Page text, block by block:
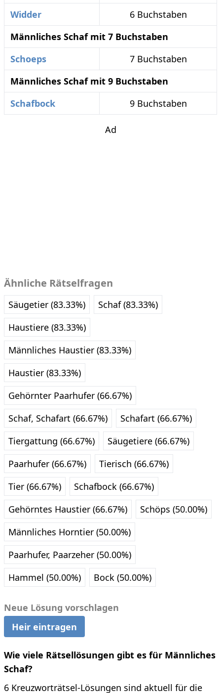
Widder
6 Buchstaben
Männliches Schaf mit 7 Buchstaben
Schoeps
7 Buchstaben
Männliches Schaf mit 9 Buchstaben
Schafbock
9 Buchstaben
Ad
Ähnliche Rätselfragen
Säugetier (83.33%)
Schaf (83.33%)
Haustiere (83.33%)
Männliches Haustier (83.33%)
Haustier (83.33%)
Gehörnter Paarhufer (66.67%)
Schaf, Schafart (66.67%)
Schafart (66.67%)
Tiergattung (66.67%)
Säugetiere (66.67%)
Paarhufer (66.67%)
Tierisch (66.67%)
Tier (66.67%)
Schafbock (66.67%)
Gehörntes Haustier (66.67%)
Schöps (50.00%)
Männliches Horntier (50.00%)
Paarhufer, Paarzeher (50.00%)
Hammel (50.00%)
Bock (50.00%)
Neue Lösung vorschlagen
Heir eintragen
Wie viele Rätsellösungen gibt es für Männliches
Schaf?
6 Kreuzworträtsel-Lösungen sind aktuell für die